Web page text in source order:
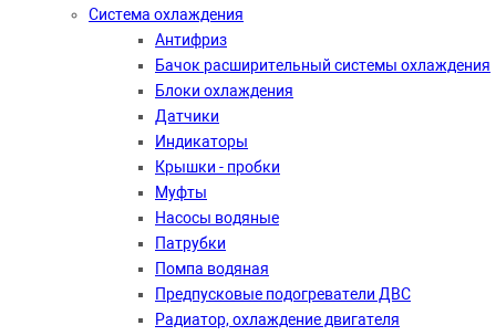
Система охлаждения
Антифриз
Бачок расширительный системы охлаждения
Блоки охлаждения
Датчики
Индикаторы
Крышки - пробки
Муфты
Насосы водяные
Патрубки
Помпа водяная
Предпусковые подогреватели ДВС
Радиатор, охлаждение двигателя